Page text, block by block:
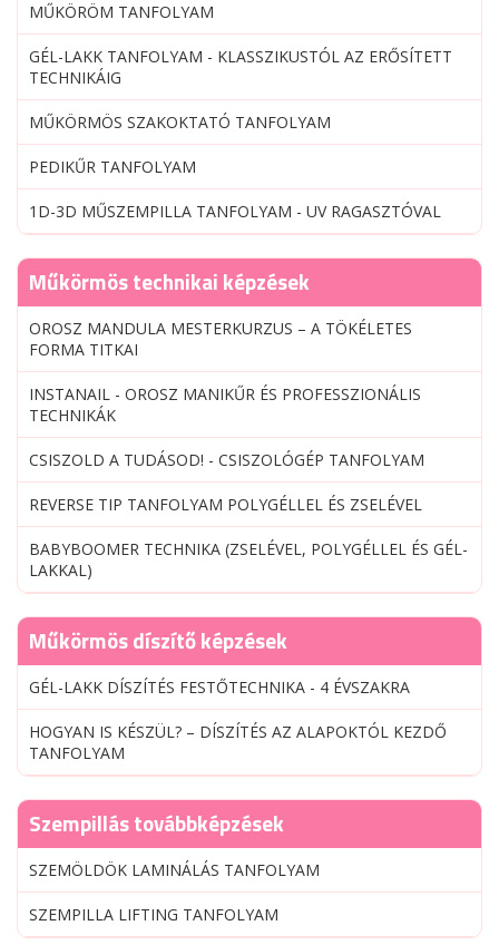
MŰKÖRÖM TANFOLYAM
GÉL-LAKK TANFOLYAM - KLASSZIKUSTÓL AZ ERŐSÍTETT
TECHNIKÁIG
MŰKÖRMÖS SZAKOKTATÓ TANFOLYAM
PEDIKŰR TANFOLYAM
1D-3D MŰSZEMPILLA TANFOLYAM - UV RAGASZTÓVAL
Műkörmös technikai képzések
OROSZ MANDULA MESTERKURZUS – A TÖKÉLETES
FORMA TITKAI
INSTANAIL - OROSZ MANIKŰR ÉS PROFESSZIONÁLIS
TECHNIKÁK
CSISZOLD A TUDÁSOD! - CSISZOLÓGÉP TANFOLYAM
REVERSE TIP TANFOLYAM POLYGÉLLEL ÉS ZSELÉVEL
BABYBOOMER TECHNIKA (ZSELÉVEL, POLYGÉLLEL ÉS GÉL-
LAKKAL)
Műkörmös díszítő képzések
GÉL-LAKK DÍSZÍTÉS FESTŐTECHNIKA - 4 ÉVSZAKRA
HOGYAN IS KÉSZÜL? – DÍSZÍTÉS AZ ALAPOKTÓL KEZDŐ
TANFOLYAM
Szempillás továbbképzések
SZEMÖLDÖK LAMINÁLÁS TANFOLYAM
SZEMPILLA LIFTING TANFOLYAM